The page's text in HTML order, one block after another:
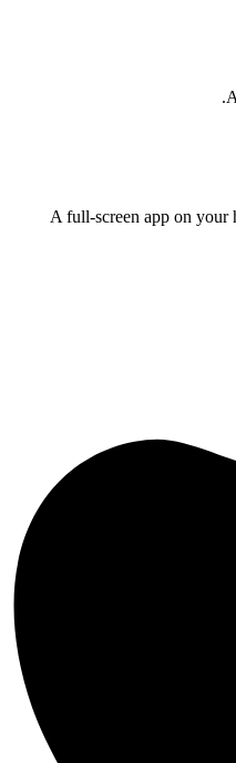
.
A full-screen app on your